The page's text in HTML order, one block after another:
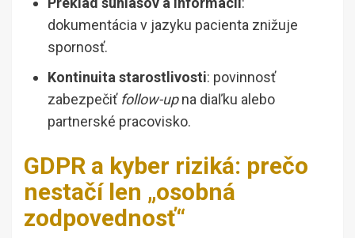
dokumentácia v jazyku pacienta znižuje
spornosť.
Kontinuita starostlivosti: povinnosť
zabezpečiť follow-upna diaľku alebo
partnerské pracovisko.
GDPR a kyber riziká: prečo
nestačí len „osobná
zodpovednosť“